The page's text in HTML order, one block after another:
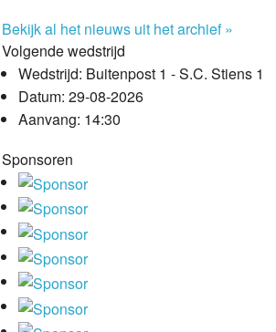
Bekijk al het nieuws uit het archief »
Volgende wedstrijd
Wedstrijd: Buitenpost 1 - S.C. Stiens 1
Datum: 29-08-2026
Aanvang: 14:30
Sponsoren